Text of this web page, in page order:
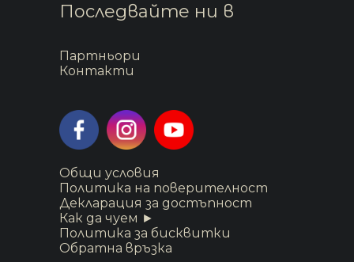
Последвайте ни в
Партньори
Контакти
Общи условия
Политика на поверителност
Декларация за достъпност
Как да чуем ►
Политика за бисквитки
Обратна връзка